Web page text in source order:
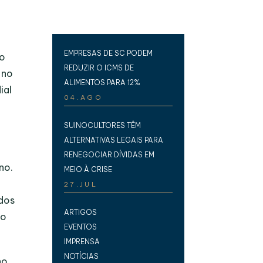
EMPRESAS DE SC PODEM
REDUZIR O ICMS DE
ALIMENTOS PARA 12%
04.AGO
SUINOCULTORES TÊM
ALTERNATIVAS LEGAIS PARA
RENEGOCIAR DÍVIDAS EM
MEIO À CRISE
27.JUL
ARTIGOS
EVENTOS
IMPRENSA
NOTÍCIAS